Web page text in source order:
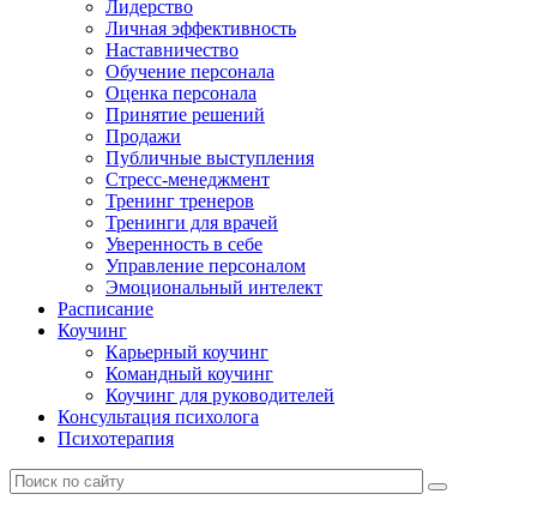
Лидерство
Личная эффективность
Наставничество
Обучение персонала
Оценка персонала
Принятие решений
Продажи
Публичные выступления
Стресс-менеджмент
Тренинг тренеров
Тренинги для врачей
Уверенность в себе
Управление персоналом
Эмоциональный интелект
Расписание
Коучинг
Карьерный коучинг
Командный коучинг
Коучинг для руководителей
Консультация психолога
Психотерапия